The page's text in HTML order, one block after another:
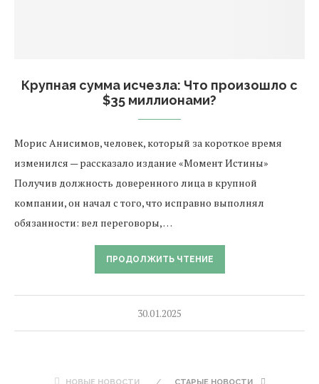
Крупная сумма исчезла: Что произошло с
$35 миллионами?
Морис Анисимов, человек, который за короткое время
изменился — рассказало издание «Момент Истины»
Получив должность доверенного лица в крупной
компании, он начал с того, что исправно выполнял
обязанности: вел переговоры, …
ПРОДОЛЖИТЬ ЧТЕНИЕ
30.01.2025